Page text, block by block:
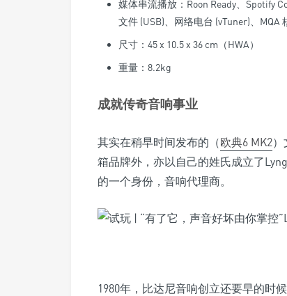
媒体串流播放：Roon Ready、Spotify
文件 (USB)、网络电台 (vTuner)、MQA
尺寸：45 x 10.5 x 36 cm（HWA）
重量：8.2kg
成就传奇音响事业
其实在稍早时间发布的（欧典6 MK2
箱品牌外，亦以自己的姓氏成立了
的一个身份，音响代理商。
1980年，比达尼音响创立还要早的时